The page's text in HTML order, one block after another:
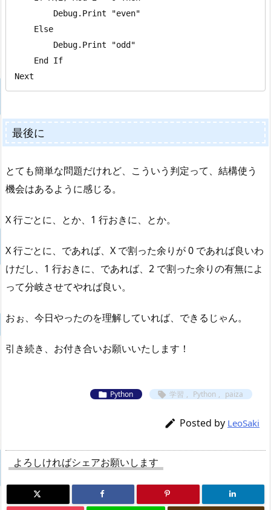
Next
最後に
とても簡単な問題だけれど、こういう判定って、結構使う
機会はあるように感じる。
X 行ごとに、とか、1 行おきに、とか。
X 行ごとに、であれば、X で割った余りが 0 であれば良いわ
けだし、1 行おきに、であれば、2 で割った余りの有無によ
って分岐させてやれば良い。
おぉ、今日やったのを理解していれば、できるじゃん。
引き続き、お付き合いお願いいたします！
 Python  学習 , Python , paiza
 Posted by LeoSaki
よろしければシェアお願いします